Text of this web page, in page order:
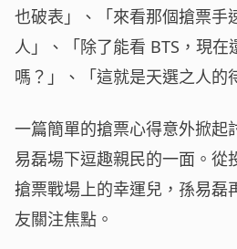
也破表」、「來看那個搶票手
人」、「除了能看 BTS，現在
嗎？」、「這就是天選之人的
一篇簡單的搶票心得意外掀起
易磊場下逗趣親民的一面。從
搶票戰場上的幸運兒，孫易磊
友關注焦點。